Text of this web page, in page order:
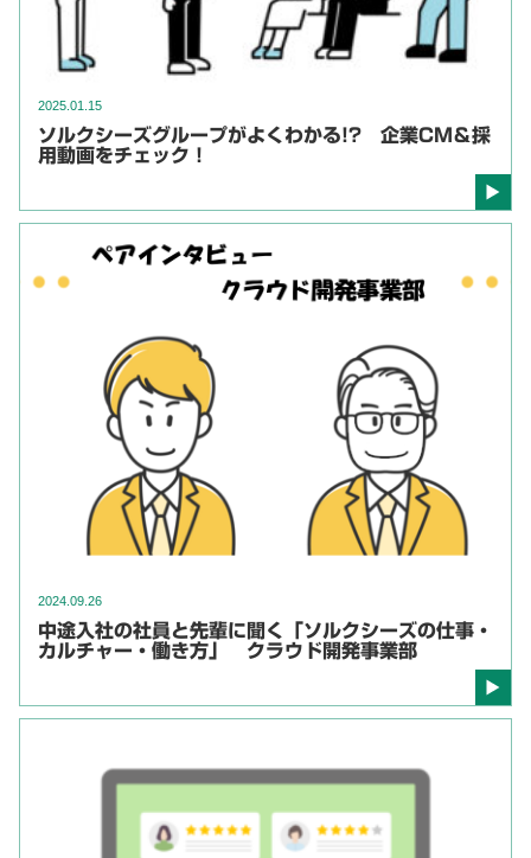
2025.01.15
ソルクシーズグループがよくわかる!? 企業CM＆採
用動画をチェック！
2024.09.26
中途入社の社員と先輩に聞く「ソルクシーズの仕事・
カルチャー・働き方」 クラウド開発事業部